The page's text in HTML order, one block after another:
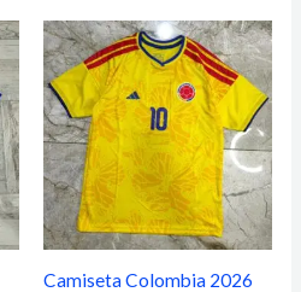
Camiseta Colombia 2026